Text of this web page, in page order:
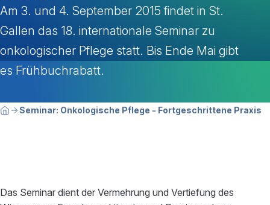
Am 3. und 4. September 2015 findet in St.
Gallen das 18. internationale Seminar zu
onkologischer Pflege statt. Bis Ende Mai gibt
es Frühbuchrabatt.
Breadcrumbnavigation
Sie befinden sich hier:
HomeSeminar: Onkologische Pflege - Fortgeschrittene Praxis
Das Seminar dient der Vermehrung und Vertiefung des